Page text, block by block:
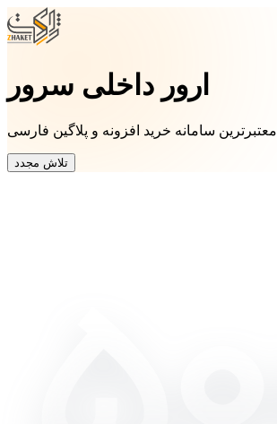
ارور داخلی سرور
معتبرترین سامانه خرید افزونه و پلاگین فارسی
تلاش مجدد